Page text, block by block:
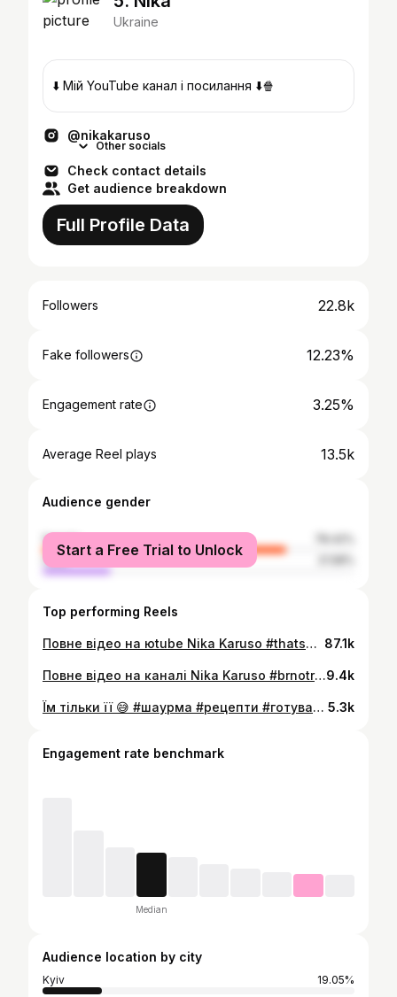
Ukraine
⬇️ Мій YouTube канал і посилання ⬇️🍿
@nikakaruso
Other socials
Check contact details
Get audience breakdown
Full Profile Data
Followers 22.8k
Fake followers 12.23%
Engagement rate 3.25%
Average Reel plays 13.5k
Audience gender
female
male
Start a Free Trial to Unlock
Top performing Reels
Повне відео на юtube Nika Karuso #thatsnotmyneighbor #thatsnotmyneighbour #ценемійсусід #ігри #ігриукраїнською #українськийютуб #летсплей #проходженняукраїнською #проходженняігор 87.1k
Повне відео на каналі Nika Karuso #brnotransit #ігриукраїнською #тренди #смішнінарізки #пов9.4k
Їм тільки її 😅 #шаурма #рецепти #готування #щопоїсти 5.3k
Engagement rate benchmark
Median
Audience location by city
Kyiv
19.05%